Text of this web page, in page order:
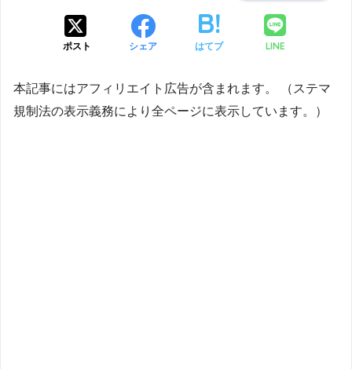
ポスト シェア はてブ LINE
本記事にはアフィリエイト広告が含まれます。 （ステマ
規制法の表示義務により全ページに表示しています。）